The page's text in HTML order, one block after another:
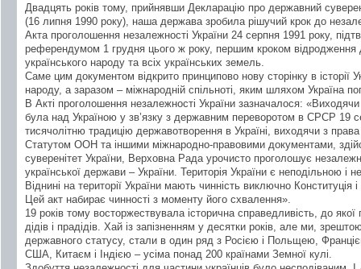
Двадцять років тому, прийнявши Декларацію про державний
(16 липня 1990 року), наша держава зробила рішучий крок до
Акта проголошення незалежності України 24 серпня 1991 року,
референдумом 1 грудня цього ж року, першим кроком відродження
українського народу та всіх українських земель.
Саме цим документом відкрито принципово нову сторінку в історії
народу, а заразом – міжнародній спільноті, яким шляхом Україна
В Акті проголошення незалежності України зазначалося:
була над Україною у зв’язку з державним переворотом в СРСР 19
тисячолітню традицію державотворення в Україні, виходячи з
Статутом ООН та іншими міжнародно-правовими документами,
суверенітет України, Верховна Рада урочисто проголошує
української держави – України. Територія України є неподільною і
Віднині на території України мають чинність виключно Конституція
Цей акт набирає чинності з моменту його схвалення».
19 років тому восторжествувала історична справедливість, до
дідів і прадідів. Хай із запізненням у десятки років, але ми,
державного статусу, стали в один ряд з Росією і Польщею,
США, Китаєм і Індією – усіма понад 200 країнами Земної кулі.